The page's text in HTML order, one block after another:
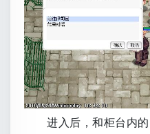
进入后，和柜台内的